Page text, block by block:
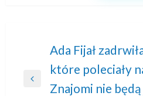
Nawigacja
wpisu
Previous
Ada Fijał
które poleciały
Znajomi nie